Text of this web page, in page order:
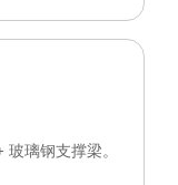
璃钢支撑梁。